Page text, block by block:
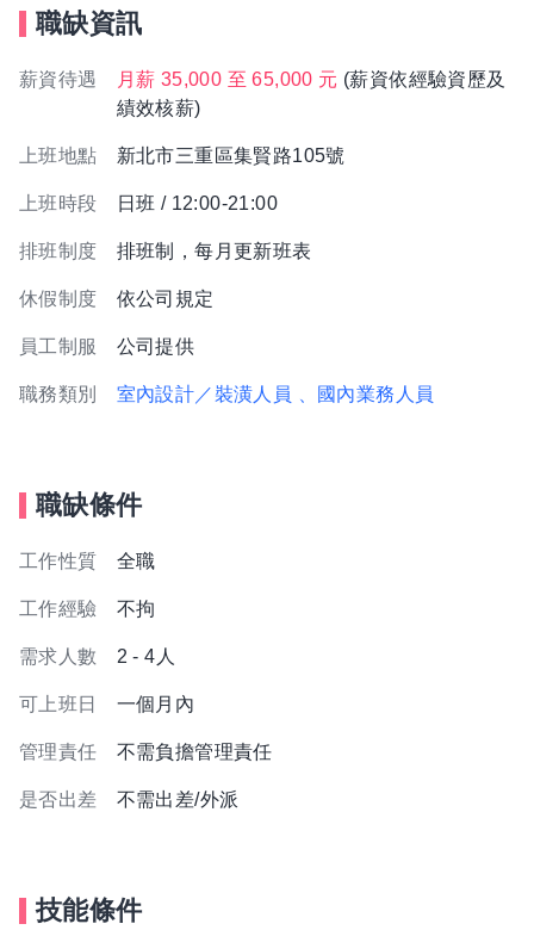
職缺資訊
薪資待遇 月薪 35,000 至 65,000 元 (薪資依經驗資歷及
績效核薪)
上班地點 新北市三重區集賢路105號
上班時段 日班 / 12:00-21:00
排班制度 排班制，每月更新班表
休假制度 依公司規定
員工制服 公司提供
職務類別 室內設計／裝潢人員 、國內業務人員
職缺條件
工作性質 全職
工作經驗 不拘
需求人數 2 - 4人
可上班日 一個月內
管理責任 不需負擔管理責任
是否出差 不需出差/外派
技能條件